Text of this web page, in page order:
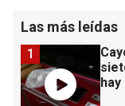
Las más leídas
1